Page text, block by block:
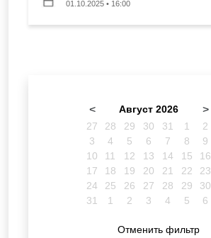
01.10.2025 • 16:00
< Август 2026 >
27 28 29 30 31 1
2
3
4 5 6 7 8
9
10
11 12 13 14 15
16
17
18 19 20 21 22
23
24
25 26 27 28 29
30
31
1 2 3 4 5 6
Отменить фильтр